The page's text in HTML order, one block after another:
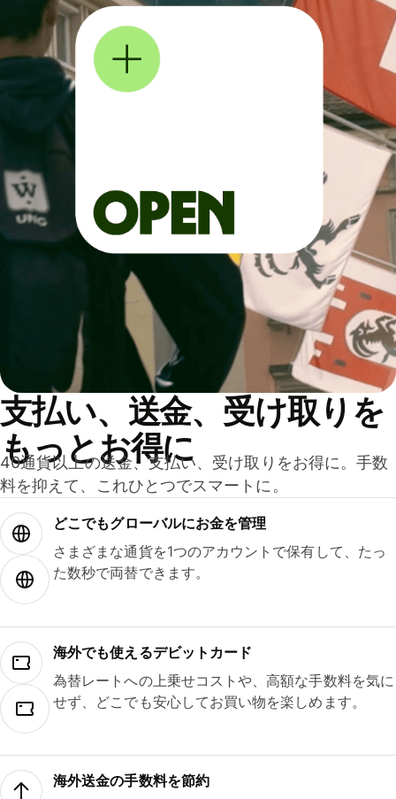
支払い、送金、受け取りを
もっとお得に
40通貨以上の送金、支払い、受け取りをお得に。手数
料を抑えて、これひとつでスマートに。
どこでもグ⁠ロ⁠ー⁠バ⁠ルにお金を管理
さまざまな通貨を1つのアカウントで保有して、たっ
た数秒で両替できます。
海外でも使えるデビットカード
為替レートへの上乗せコストや、高額な手数料を気に
せず、どこでも安心してお買い物を楽しめます。
海外送金の手数料を節約